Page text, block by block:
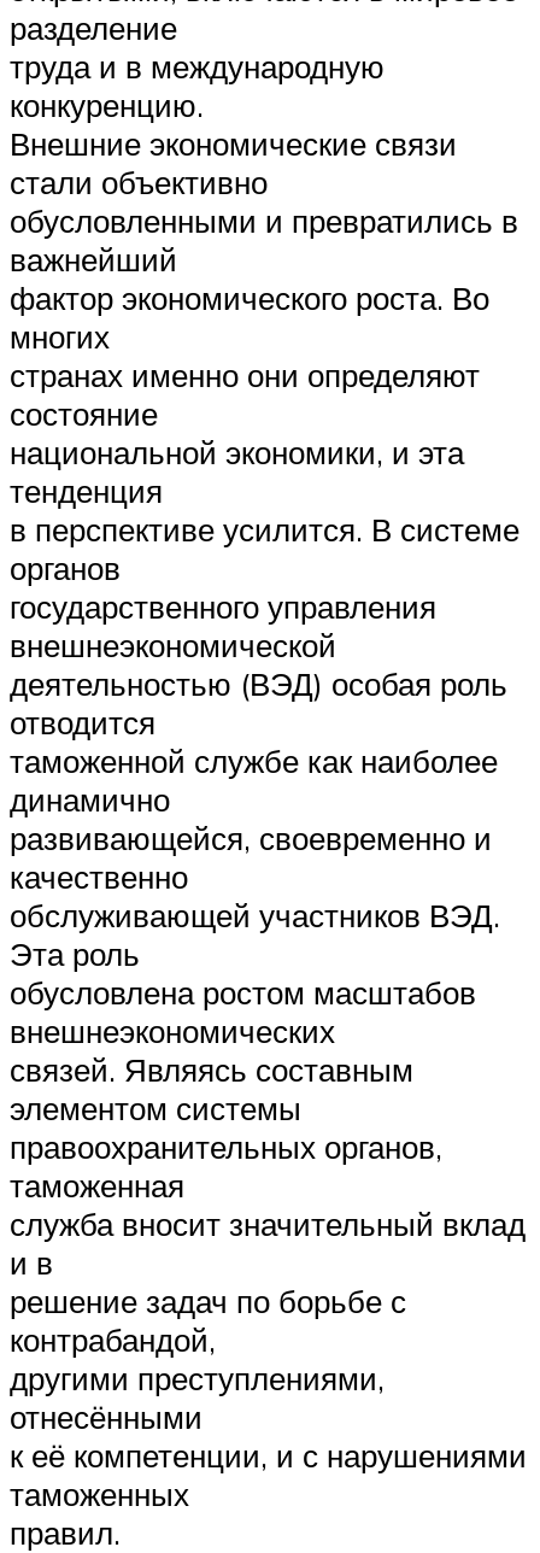
разделение
труда и в международную
конкуренцию.
Внешние экономические связи
стали объективно
обусловленными и превратились в
важнейший
фактор экономического роста. Во
многих
странах именно они определяют
состояние
национальной экономики, и эта
тенденция
в перспективе усилится. В системе
органов
государственного управления
внешнеэкономической
деятельностью (ВЭД) особая роль
отводится
таможенной службе как наиболее
динамично
развивающейся, своевременно и
качественно
обслуживающей участников ВЭД.
Эта роль
обусловлена ростом масштабов
внешнеэкономических
связей. Являясь составным
элементом системы
правоохранительных органов,
таможенная
служба вносит значительный вклад
и в
решение задач по борьбе с
контрабандой,
другими преступлениями,
отнесёнными
к её компетенции, и с нарушениями
таможенных
правил.